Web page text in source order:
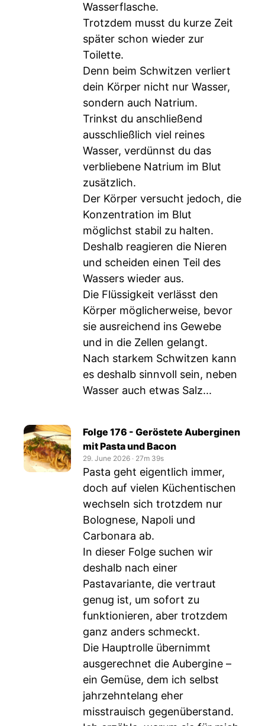
Wasserflasche.
Trotzdem musst du kurze Zeit
später schon wieder zur
Toilette.
Denn beim Schwitzen verliert
dein Körper nicht nur Wasser,
sondern auch Natrium.
Trinkst du anschließend
ausschließlich viel reines
Wasser, verdünnst du das
verbliebene Natrium im Blut
zusätzlich.
Der Körper versucht jedoch, die
Konzentration im Blut
möglichst stabil zu halten.
Deshalb reagieren die Nieren
und scheiden einen Teil des
Wassers wieder aus.
Die Flüssigkeit verlässt den
Körper möglicherweise, bevor
sie ausreichend ins Gewebe
und in die Zellen gelangt.
Nach starkem Schwitzen kann
es deshalb sinnvoll sein, neben
Wasser auch etwas Salz...
Folge 176 - Geröstete Auberginen
mit Pasta und Bacon
29. June 2026 ‧ 27m 39s
Pasta geht eigentlich immer,
doch auf vielen Küchentischen
wechseln sich trotzdem nur
Bolognese, Napoli und
Carbonara ab.
In dieser Folge suchen wir
deshalb nach einer
Pastavariante, die vertraut
genug ist, um sofort zu
funktionieren, aber trotzdem
ganz anders schmeckt.
Die Hauptrolle übernimmt
ausgerechnet die Aubergine –
ein Gemüse, dem ich selbst
jahrzehntelang eher
misstrauisch gegenüberstand.